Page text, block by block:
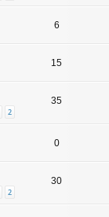
6
15
2
35
0
2
30